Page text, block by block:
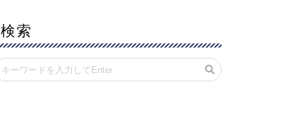
検索